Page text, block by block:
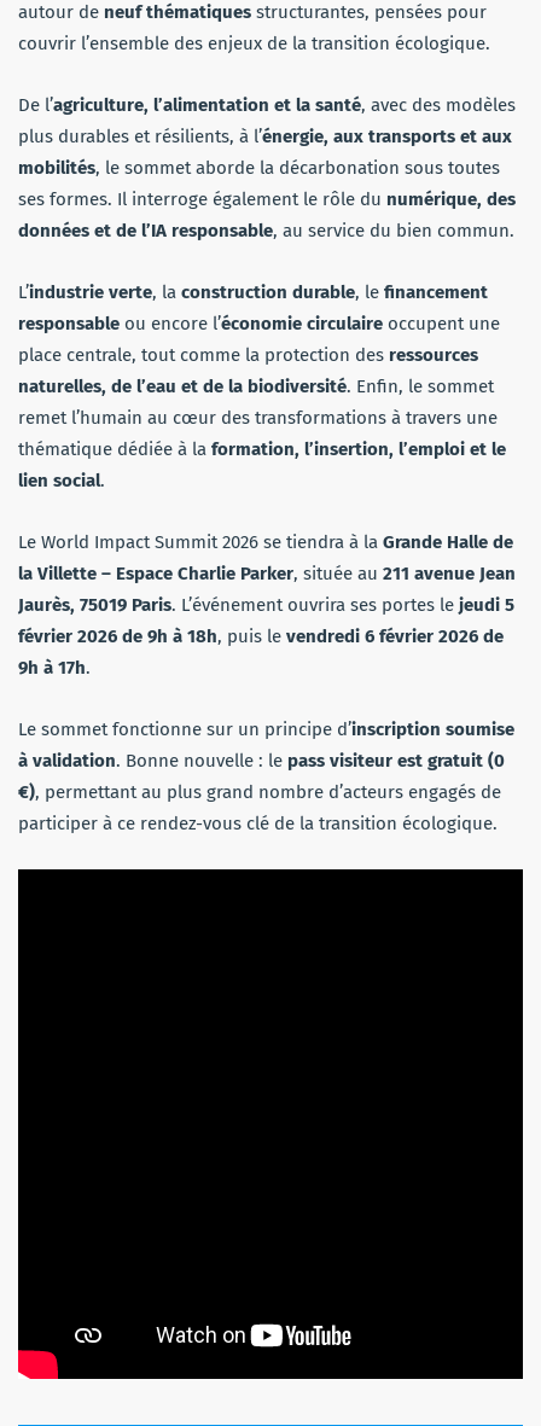
autour de neuf thématiques structurantes, pensées pour
couvrir l’ensemble des enjeux de la transition écologique.
De l’agriculture, l’alimentation et la santé, avec des modèles
plus durables et résilients, à l’énergie, aux transports et aux
mobilités, le sommet aborde la décarbonation sous toutes
ses formes. Il interroge également le rôle du numérique, des
données et de l’IA responsable, au service du bien commun.
L’industrie verte, la construction durable, le financement
responsable ou encore l’économie circulaire occupent une
place centrale, tout comme la protection des ressources
naturelles, de l’eau et de la biodiversité. Enfin, le sommet
remet l’humain au cœur des transformations à travers une
thématique dédiée à la formation, l’insertion, l’emploi et le
lien social.
Le World Impact Summit 2026 se tiendra à la Grande Halle de
la Villette – Espace Charlie Parker, située au 211 avenue Jean
Jaurès, 75019 Paris. L’événement ouvrira ses portes le jeudi 5
février 2026 de 9h à 18h, puis le vendredi 6 février 2026 de
9h à 17h.
Le sommet fonctionne sur un principe d’inscription soumise
à validation. Bonne nouvelle : le pass visiteur est gratuit (0
€), permettant au plus grand nombre d’acteurs engagés de
participer à ce rendez-vous clé de la transition écologique.